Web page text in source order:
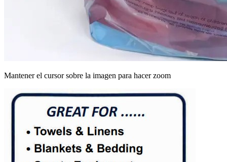
Mantener el cursor sobre la imagen para hacer zoom